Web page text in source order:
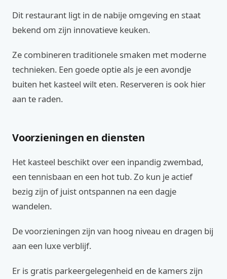
Dit restaurant ligt in de nabije omgeving en staat
bekend om zijn innovatieve keuken.
Ze combineren traditionele smaken met moderne
technieken. Een goede optie als je een avondje
buiten het kasteel wilt eten. Reserveren is ook hier
aan te raden.
Voorzieningen en diensten
Het kasteel beschikt over een inpandig zwembad,
een tennisbaan en een hot tub. Zo kun je actief
bezig zijn of juist ontspannen na een dagje
wandelen.
De voorzieningen zijn van hoog niveau en dragen bij
aan een luxe verblijf.
Er is gratis parkeergelegenheid en de kamers zijn